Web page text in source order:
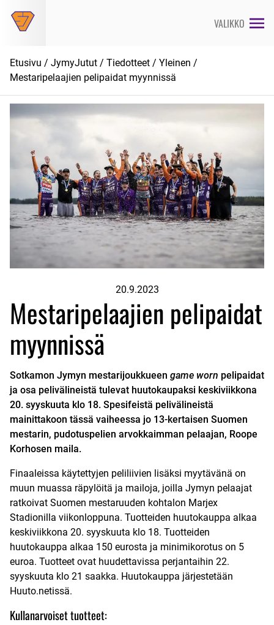
suoraan
VALIKKO
Etusivu / JymyJutut / Tiedotteet / Yleinen /
Mestaripelaajien pelipaidat myynnissä
20.9.2023
Mestaripelaajien pelipaidat
myynnissä
Sotkamon Jymyn mestarijoukkueen game worn pelipaidat
ja osa pelivälineistä tulevat huutokaupaksi keskiviikkona
20. syyskuuta klo 18. Spesifeistä pelivälineistä
mainittakoon tässä vaiheessa jo 13-kertaisen Suomen
mestarin, pudotuspelien arvokkaimman pelaajan, Roope
Korhosen maila.
Finaaleissa käytettyjen peliliivien lisäksi myytävänä on
muun muassa räpylöitä ja mailoja, joilla Jymyn pelaajat
ratkoivat Suomen mestaruuden kohtalon Marjex
Stadionilla viikonloppuna. Tuotteiden huutokauppa alkaa
keskiviikkona 20. syyskuuta klo 18. Tuotteiden
huutokauppa alkaa 150 eurosta ja minimikorotus on 5
euroa. Tuotteet ovat huudettavissa perjantaihin 22.
syyskuuta klo 21 saakka. Huutokauppa järjestetään
Huuto.netissä.
Kullanarvoiset tuotteet: